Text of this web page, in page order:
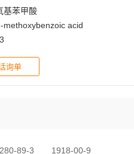
基苯甲酸
methoxybenzoic acid
询单
89-3 1918-00-9